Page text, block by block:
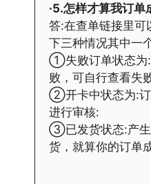
·5.怎样才算我订单
答:在查单链接里可
下三种情况其中一
①失败订单状态为:
败，可自行查看失
②开卡中状态为:订
进行审核:
③已发货状态:产生
货，就算你的订单